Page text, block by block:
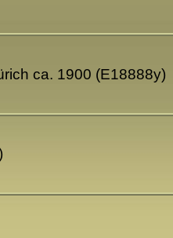
ca. 1900 (E18888y)